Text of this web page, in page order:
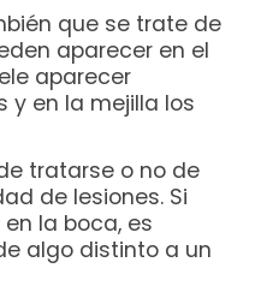
que se trate de
aparecer en el
aparecer
y en la mejilla los
tratarse o no de
de lesiones. Si
la boca, es
algo distinto a un